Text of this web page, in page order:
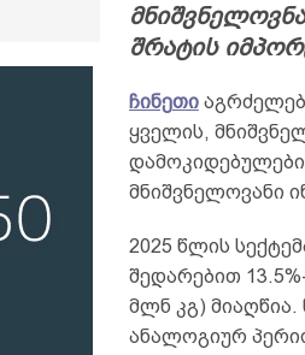
შრატის
ჩინეთი
ყველის,
მნიშვნელოვანი
2025 წლის
შედარებით
მლნ კგ)
ანალოგიურ